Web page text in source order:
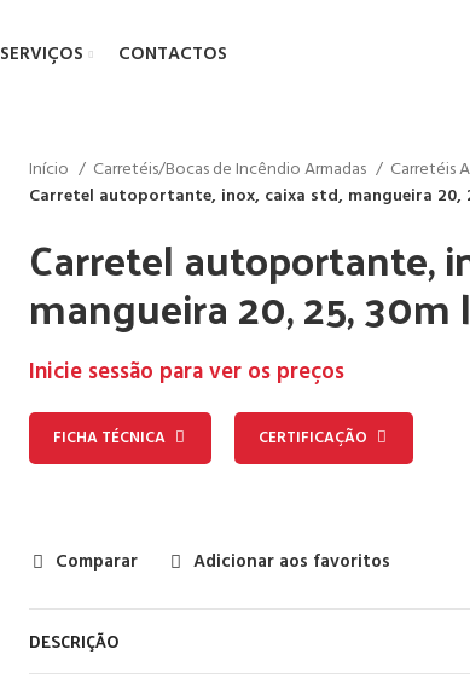
SERVIÇOS CONTACTOS
Início Carretéis/Bocas de Incêndio Armadas
Carretéis
Carretel autoportante, inox, caixa std, mangueira 20,
Carretel autoportante,
mangueira 20, 25, 30m
Inicie sessão para ver os preços
FICHA TÉCNICA CERTIFICAÇÃO
Comparar Adicionar aos favoritos
DESCRIÇÃO